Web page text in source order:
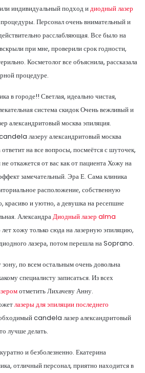
индивидуальный подход идиодный лазер
процедуры. Персонал очень внимательный и
расслабляющая. Все было на
при мне, проверили срок годности,
Косметолог все объяснила, рассказала
процедуре.
в городе!! Светлая, идеально чистая,
система скидок Очень вежливый и
александритовый москва эпиляция.
лазеру александритовый москва
на все вопросы, посмеётся с шуточек,
откажется от вас как от пациента Хожу на
замечательный. Эра Е. Сама клиника
расположение, собственную
красиво и уютно, а девушка на ресепшне
АлександраДиодный лазер alma
хожу только сюда на лазерную эпиляцию,
лазера, потом перешла на Soprano.
по всем остальным очень довольна
специалисту записаться. Из всех
отметить Лихачеву Анну.
лазеры для эпиляции последнего
candela лазер александритовый
лучше делать.
и безболезненно. Екатерина
отличный персонал, приятно находится в